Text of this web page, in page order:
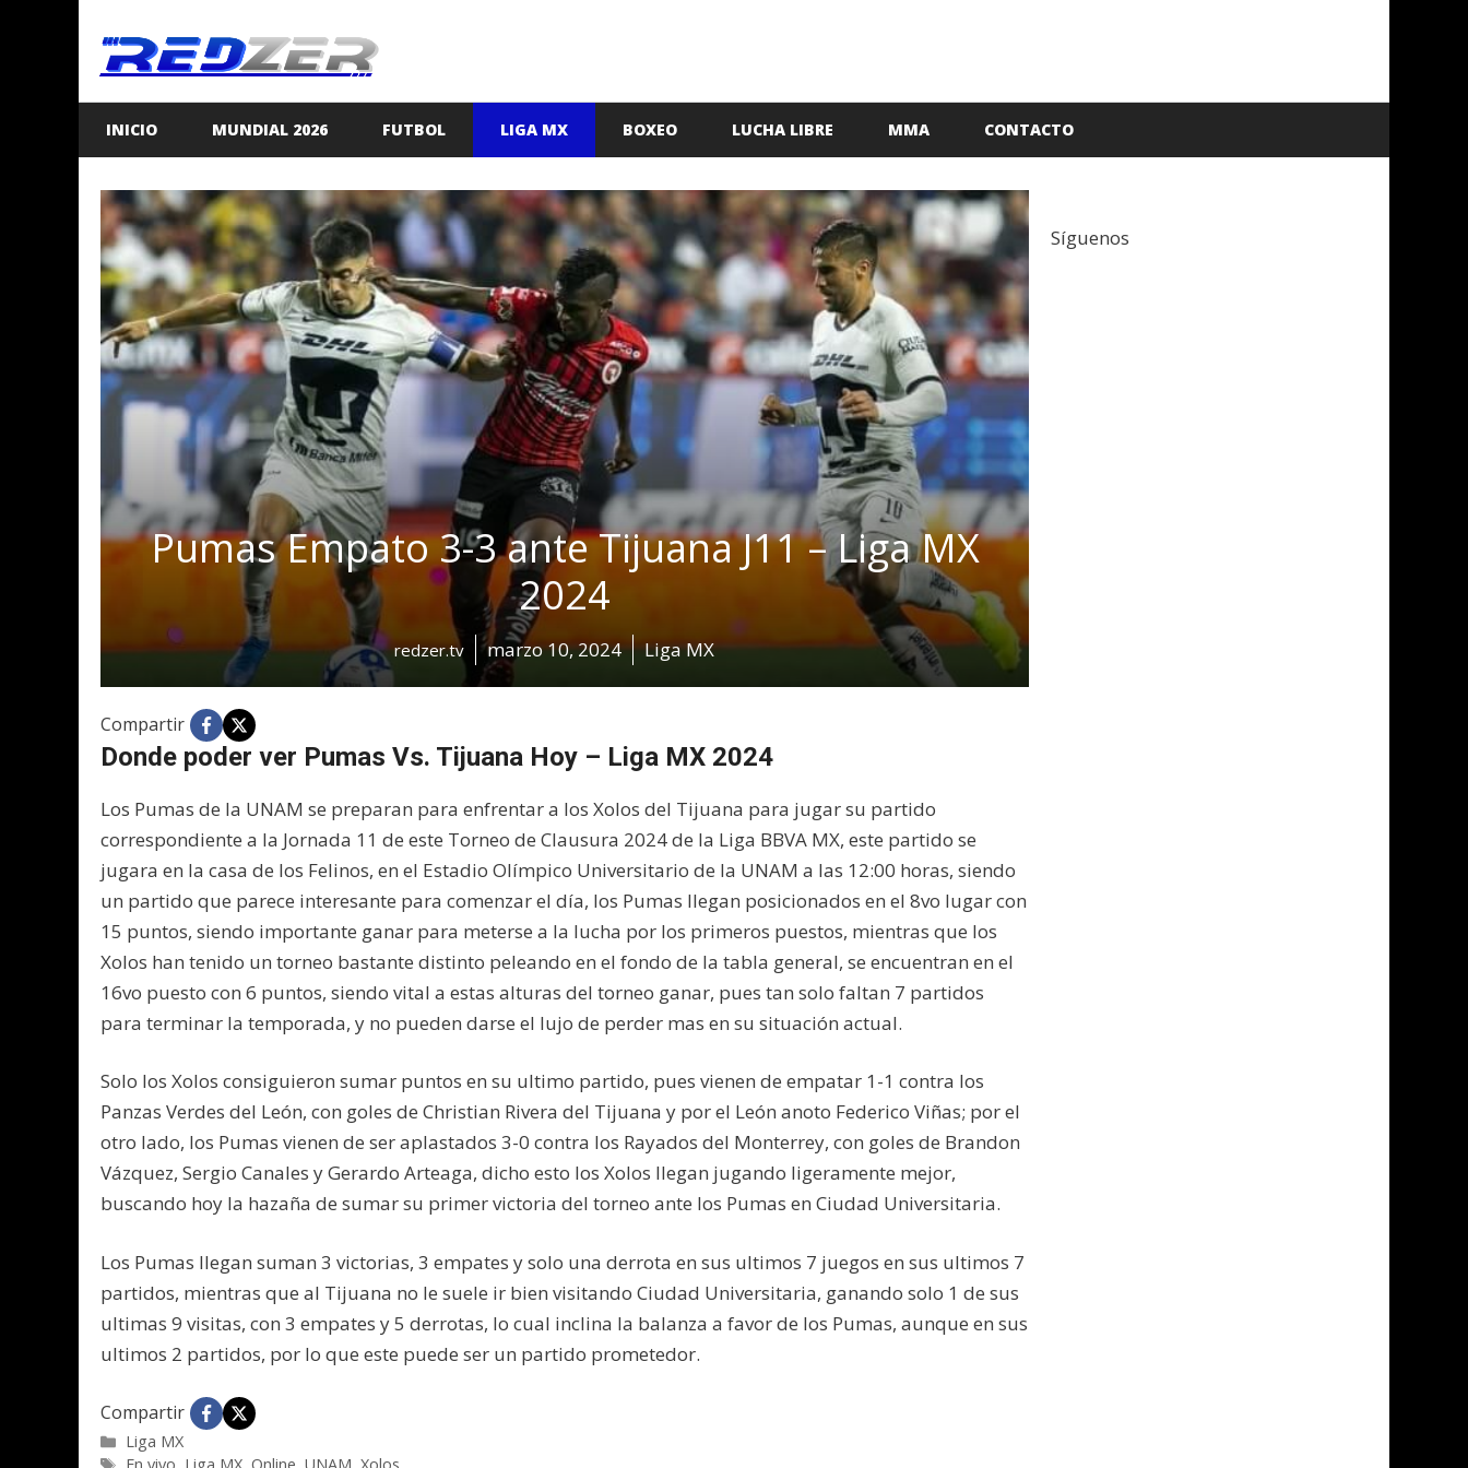
contenido
INICIO MUNDIAL 2026 FUTBOL LIGA MX BOXEO LUCHA LIBRE MMA CONTACTO
Pumas Empato 3-3 ante Tijuana J11 – Liga MX
2024
redzer.tv marzo 10, 2024 Liga MX
Compartir
Donde poder ver Pumas Vs. Tijuana Hoy – Liga MX 2024
Los Pumas de la UNAM se preparan para enfrentar a los Xolos del Tijuana para jugar su partido
correspondiente a la Jornada 11 de este Torneo de Clausura 2024 de la Liga BBVA MX, este partido se
jugara en la casa de los Felinos, en el Estadio Olímpico Universitario de la UNAM a las 12:00 horas, siendo
un partido que parece interesante para comenzar el día, los Pumas llegan posicionados en el 8vo lugar con
15 puntos, siendo importante ganar para meterse a la lucha por los primeros puestos, mientras que los
Xolos han tenido un torneo bastante distinto peleando en el fondo de la tabla general, se encuentran en el
16vo puesto con 6 puntos, siendo vital a estas alturas del torneo ganar, pues tan solo faltan 7 partidos
para terminar la temporada, y no pueden darse el lujo de perder mas en su situación actual.
Solo los Xolos consiguieron sumar puntos en su ultimo partido, pues vienen de empatar 1-1 contra los
Panzas Verdes del León, con goles de Christian Rivera del Tijuana y por el León anoto Federico Viñas; por el
otro lado, los Pumas vienen de ser aplastados 3-0 contra los Rayados del Monterrey, con goles de Brandon
Vázquez, Sergio Canales y Gerardo Arteaga, dicho esto los Xolos llegan jugando ligeramente mejor,
buscando hoy la hazaña de sumar su primer victoria del torneo ante los Pumas en Ciudad Universitaria.
Los Pumas llegan suman 3 victorias, 3 empates y solo una derrota en sus ultimos 7 juegos en sus ultimos 7
partidos, mientras que al Tijuana no le suele ir bien visitando Ciudad Universitaria, ganando solo 1 de sus
ultimas 9 visitas, con 3 empates y 5 derrotas, lo cual inclina la balanza a favor de los Pumas, aunque en sus
ultimos 2 partidos, por lo que este puede ser un partido prometedor.
Compartir
Categorías
Liga MX
Etiquetas
Síguenos